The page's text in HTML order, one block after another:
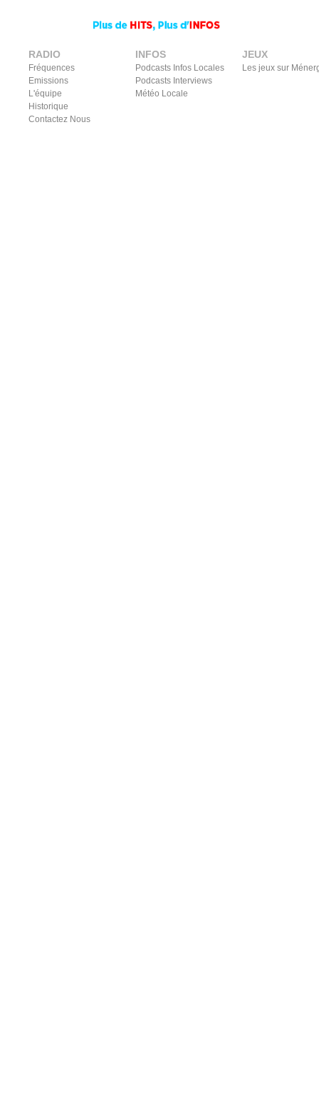
RADIO
Fréquences
Emissions
L'équipe
Historique
Contactez Nous
INFOS
Podcasts Infos Locales
Podcasts Interviews
Météo Locale
JEUX
Les jeux sur